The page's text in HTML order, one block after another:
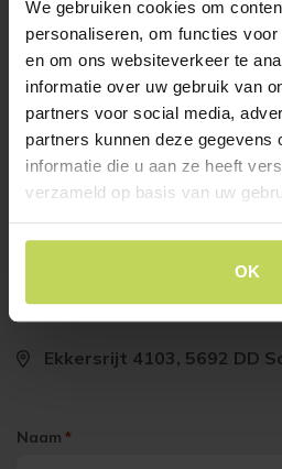
We gebruiken cookies om
personaliseren, om functies
en om ons websiteverkeer te
informatie over uw gebruik van
partners voor social media,
partners kunnen deze gegevens
informatie die u aan ze heeft
verzameld op basis van uw
OK
Klantenservice
Heb je vragen over ons aanbod
afspraak maken voor
dan telefonisch of per e-mail
het contactformulier in, en dan
mogelijk contact met jou op.
Bel ons 0499 47 70 28
Ekkersrijt 4103, 5692 DD
Naam *